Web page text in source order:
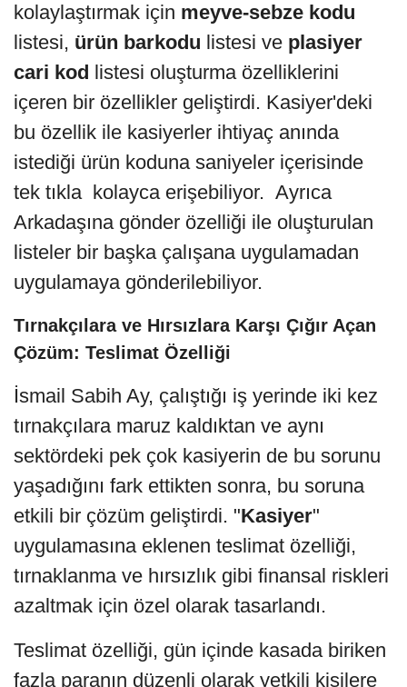
kolaylaştırmak için meyve-sebze kodu
listesi, ürün barkodu listesi ve plasiyer
cari kod listesi oluşturma özelliklerini
içeren bir özellikler geliştirdi. Kasiyer'deki
bu özellik ile kasiyerler ihtiyaç anında
istediği ürün koduna saniyeler içerisinde
tek tıkla kolayca erişebiliyor. Ayrıca
Arkadaşına gönder özelliği ile oluşturulan
listeler bir başka çalışana uygulamadan
uygulamaya gönderilebiliyor.
Tırnakçılara ve Hırsızlara Karşı Çığır Açan
Çözüm: Teslimat Özelliği
İsmail Sabih Ay, çalıştığı iş yerinde iki kez
tırnakçılara maruz kaldıktan ve aynı
sektördeki pek çok kasiyerin de bu sorunu
yaşadığını fark ettikten sonra, bu soruna
etkili bir çözüm geliştirdi. "Kasiyer"
uygulamasına eklenen teslimat özelliği,
tırnaklanma ve hırsızlık gibi finansal riskleri
azaltmak için özel olarak tasarlandı.
Teslimat özelliği, gün içinde kasada biriken
fazla paranın düzenli olarak yetkili kişilere